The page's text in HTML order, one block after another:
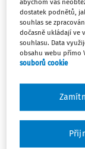
OTÁZKY A ODPOVĚDI
V březnu 2021
obchodním
2014. Bude
tomu, že dům
Ing. Jan Kašpar
Vydáno:14. 9. 2021
abychom vás
dostatek podnětů,
souhlas se
dočasně ukládají ve
souhlasu. Data
obsahu webu přímo
souborů cookie